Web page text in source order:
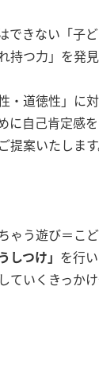
きない「子
つ力」を発
道徳性」に
自己肯定感
案いたしま
う遊び＝こ
つけ」 を行
いくきっかけ